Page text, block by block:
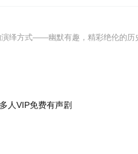
人VIP免费有声剧